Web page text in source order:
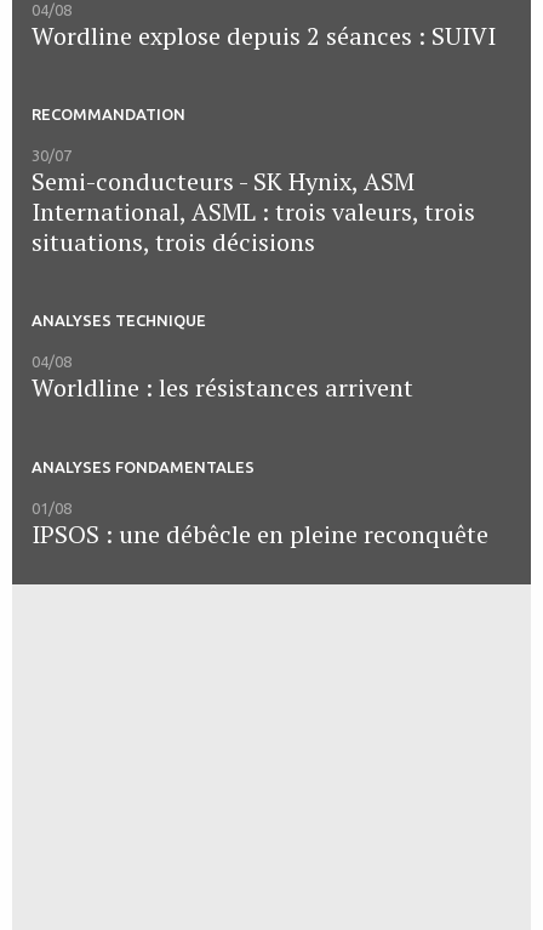
04/08
Wordline explose depuis 2 séances : SUIVI
RECOMMANDATION
30/07
Semi-conducteurs - SK Hynix, ASM
International, ASML : trois valeurs, trois
situations, trois décisions
ANALYSES TECHNIQUE
04/08
Worldline : les résistances arrivent
ANALYSES FONDAMENTALES
01/08
IPSOS : une débêcle en pleine reconquête